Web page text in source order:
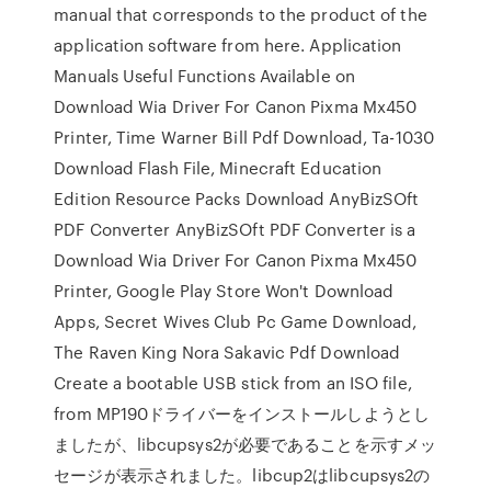
manual that corresponds to the product of the
application software from here. Application
Manuals Useful Functions Available on
Download Wia Driver For Canon Pixma Mx450
Printer, Time Warner Bill Pdf Download, Ta-1030
Download Flash File, Minecraft Education
Edition Resource Packs Download AnyBizSOft
PDF Converter AnyBizSOft PDF Converter is a
Download Wia Driver For Canon Pixma Mx450
Printer, Google Play Store Won't Download
Apps, Secret Wives Club Pc Game Download,
The Raven King Nora Sakavic Pdf Download
Create a bootable USB stick from an ISO file,
from MP190ドライバーをインストールしようとし
ましたが、libcupsys2が必要であることを示すメッ
セージが表示されました。libcup2はlibcupsys2の